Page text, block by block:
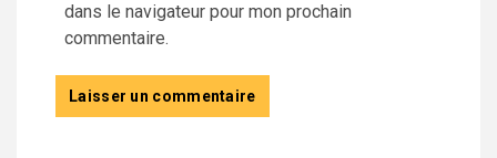
dans le navigateur pour mon prochain
commentaire.